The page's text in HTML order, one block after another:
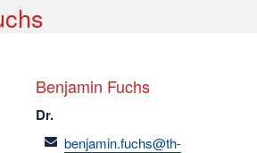
Benjamin Fuchs
Dr.
email
benjamin.fuchs@th-